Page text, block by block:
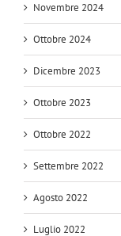
Novembre 2024
Ottobre 2024
Dicembre 2023
Ottobre 2023
Ottobre 2022
Settembre 2022
Agosto 2022
Luglio 2022